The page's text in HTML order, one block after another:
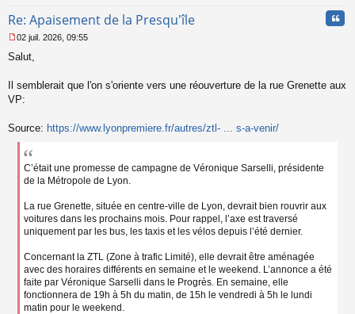
Re: Apaisement de la Presqu'île
e
s
a
g
n
o
02 juil. 2026, 09:55
Salut,
Il semblerait que l'on s'oriente vers une réouverture de la rue Grenette aux
VP:
Source: https://www.lyonpremiere.fr/autres/ztl- ... s-a-venir/
C’était une promesse de campagne de Véronique Sarselli, présidente
de la Métropole de Lyon.
La rue Grenette, située en centre-ville de Lyon, devrait bien rouvrir aux
voitures dans les prochains mois. Pour rappel, l’axe est traversé
uniquement par les bus, les taxis et les vélos depuis l’été dernier.
Concernant la ZTL (Zone à trafic Limité), elle devrait être aménagée
avec des horaires différents en semaine et le weekend. L’annonce a été
faite par Véronique Sarselli dans le Progrès. En semaine, elle
fonctionnera de 19h à 5h du matin, de 15h le vendredi à 5h le lundi
matin pour le weekend.